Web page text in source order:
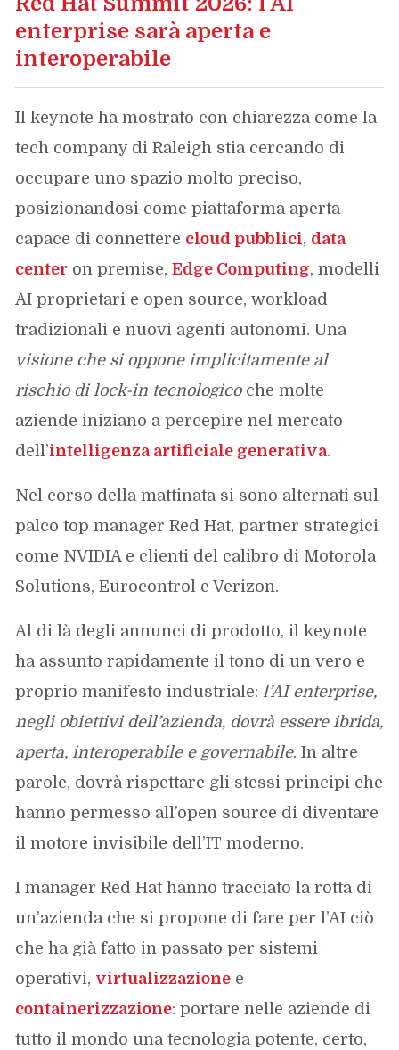
enterprise sarà aperta e
interoperabile
Il keynote ha mostrato con chiarezza come la
tech company di Raleigh stia cercando di
occupare uno spazio molto preciso,
posizionandosi come piattaforma aperta
capace di connettere cloud pubblici, data
center on premise,Edge Computing, modelli
AI proprietari e open source, workload
tradizionali e nuovi agenti autonomi. Una
visione che si oppone implicitamente al
rischio di lock-in tecnologicoche molte
aziende iniziano a percepire nel mercato
dell’intelligenza artificiale generativa.
Nel corso della mattinata si sono alternati sul
palco top manager Red Hat, partner strategici
come NVIDIA e clienti del calibro di Motorola
Solutions, Eurocontrol e Verizon.
Al di là degli annunci di prodotto, il keynote
ha assunto rapidamente il tono di un vero e
proprio manifesto industriale:l’AI enterprise,
negli obiettivi dell’azienda, dovrà essere ibrida,
aperta, interoperabile e governabile. In altre
parole, dovrà rispettare gli stessi principi che
hanno permesso all’open source di diventare
il motore invisibile dell’IT moderno.
I manager Red Hat hanno tracciato la rotta di
un’azienda che si propone di fare per l’AI ciò
che ha già fatto in passato per sistemi
operativi, virtualizzazione e
containerizzazione: portare nelle aziende di
tutto il mondo una tecnologia potente, certo,